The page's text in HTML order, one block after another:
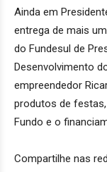
Ainda em
entrega de mais
do Fundesul de
Desenvolvimento
empreendedor
produtos de
Fundo e o
Compartilhe nas